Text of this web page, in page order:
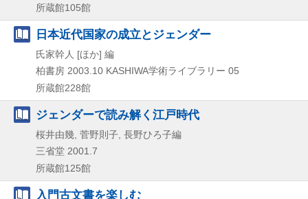
所蔵館105館
日本近代国家の成立とジェンダー
氏家幹人 [ほか] 編
柏書房 2003.10 KASHIWA学術ライブラリー 05
所蔵館228館
ジェンダーで読み解く江戸時代
桜井由幾, 菅野則子, 長野ひろ子編
三省堂 2001.7
所蔵館125館
入門古文書を楽しむ